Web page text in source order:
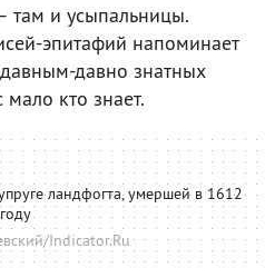
там и усыпальницы.
эпитафий напоминает
давно знатных
кто знает.
ландфогта, умершей в 1612
году
Indicator.Ru